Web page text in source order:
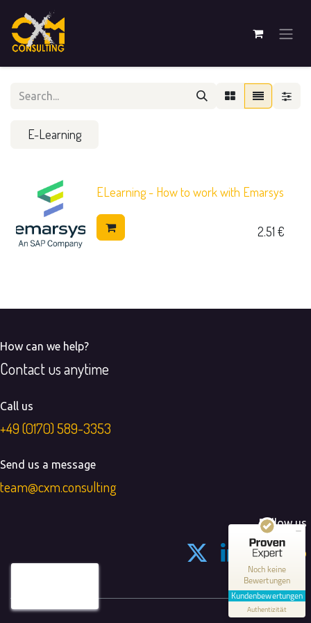
E-Learning
ELearning - How to work with Emarsys
2.51 €
How can we help?
Contact us anytime
Call us
+49​ (0170) 589-3353
Send us a message
team@cxm.consulting
Follow us
Noch keine
Bewertungen
Kundenbewertungen
Authentizität
0,00 / 5,00
Erfahren Sie mehr über dieses Bewertungssiegel
Profil ansehen